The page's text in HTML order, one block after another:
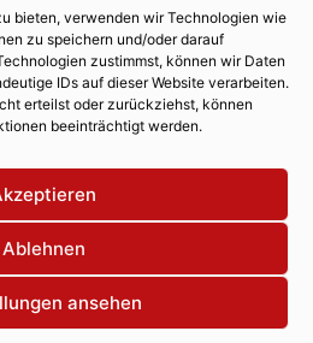
bieten, verwenden wir Technologien wie
zu speichern und/oder darauf
zustimmst, können wir Daten
IDs auf dieser Website verarbeiten.
erteilst oder zurückziehst, können
beeinträchtigt werden.
Ablehnen
ansehen
Werbung